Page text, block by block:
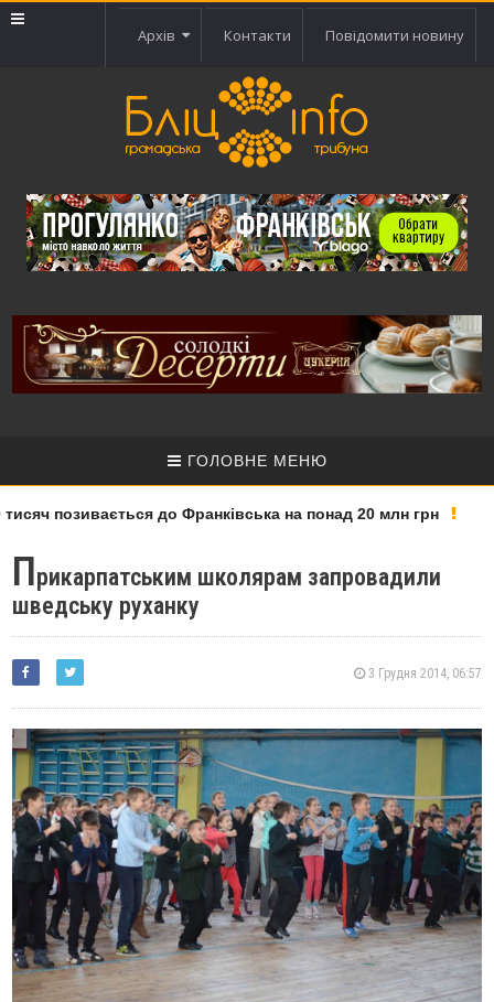
Архів Контакти Повідомити новину
ГОЛОВНЕ МЕНЮ
позивається до Франківська на понад 20 млн грн
Прикарпатським школярам запровадили
шведську руханку
3 Грудня 2014, 06:57